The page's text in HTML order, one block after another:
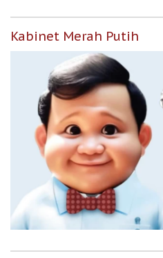
Kabinet Merah Putih